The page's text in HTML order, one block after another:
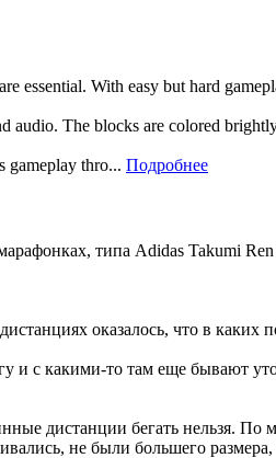
essential. With easy but hard
audio. The blocks are colored
gameplay thro... Подробнее
типа Adidas Takumi
оказалось, что в каких
и с какими-то там еще бывают
дистанции бегать нельзя. По
не были большего